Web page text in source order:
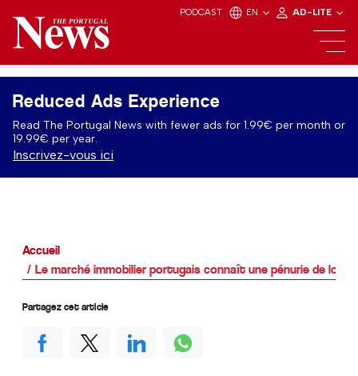
PODCAST EN AD-LITE
Reduced Ads Experience
Read The Portugal News with fewer ads for 1.99€ per month or
19.99€ per year.
Inscrivez-vous ici
Accueil
Le marché immobilier portugais connaît une pénurie de
Partagez cet article